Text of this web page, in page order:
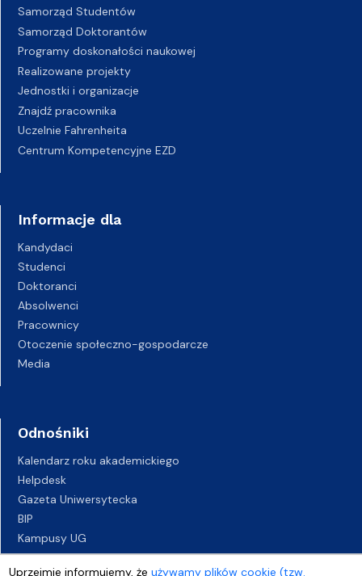
Uprzejmie informujemy, żeużywamy plików cookie (tzw.
Samorząd Studentów
Samorząd Doktorantów
Programy doskonałości naukowej
Realizowane projekty
Jednostki i organizacje
Znajdź pracownika
Uczelnie Fahrenheita
Centrum Kompetencyjne EZD
Informacje dla
Kandydaci
Studenci
Doktoranci
Absolwenci
Pracownicy
Otoczenie społeczno-gospodarcze
Media
Odnośniki
Kalendarz roku akademickiego
Helpdesk
Gazeta Uniwersytecka
BIP
Kampusy UG
Biuro Karier UG